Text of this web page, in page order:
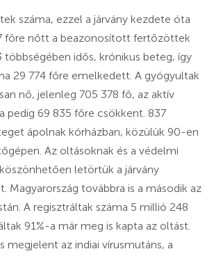
száma, ezzel a járvány kezdete óta
főre nőtt a beazonosított fertőzöttek
többségében idős, krónikus beteg, így
29 774 főre emelkedett. A gyógyultak
nő, jelenleg 705 378 fő, az aktív
pedig 69 835 főre csökkent. 837
ápolnak kórházban, közülük 90-en
Az oltásoknak és a védelmi
letörtük a járvány
Magyarország továbbra is a második az
A regisztráltak száma 5 millió 248
91%-a már meg is kapta az oltást.
megjelent az indiai vírusmutáns, a